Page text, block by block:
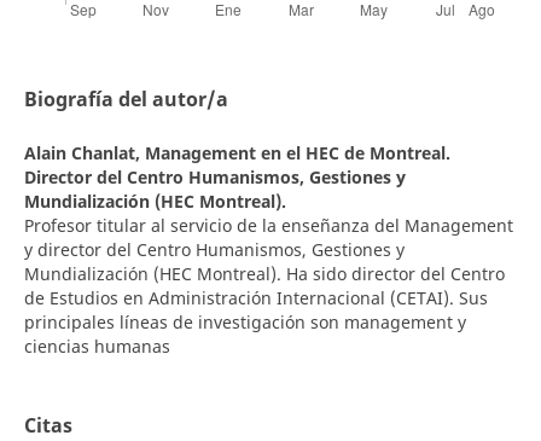
Biografía del autor/a
Alain Chanlat, Management en el HEC de Montreal.
Director del Centro Humanismos, Gestiones y
Mundialización (HEC Montreal).
Profesor titular al servicio de la enseñanza del Management
y director del Centro Humanismos, Gestiones y
Mundialización (HEC Montreal). Ha sido director del Centro
de Estudios en Administración Internacional (CETAI). Sus
principales líneas de investigación son management y
ciencias humanas
Citas